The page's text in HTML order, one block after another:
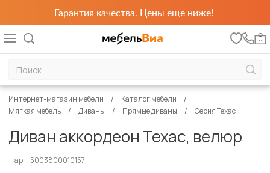
Гарантия качества. Цены еще ниже!
0
Интернет-магазин мебели
Каталог мебели
Мягкая мебель
Диваны Прямые диваны Серия Техас
Диван аккордеон Техас, велюр
арт. 5003800010157